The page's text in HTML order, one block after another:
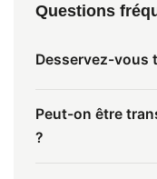
Questions
Desservez-vous
Peut-on être
?